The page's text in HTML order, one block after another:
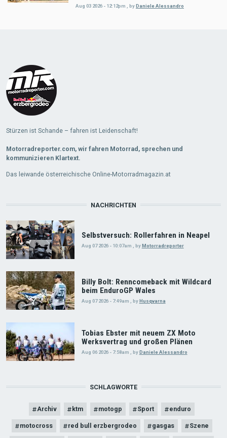
Aug 03 2026 - 12:12pm byDaniele Alessandro
Stürzen ist Schande – fahren ist Leidenschaft!
Motorradreporter.com, wir fahren Motorrad, sprechen und
kommunizieren Klartext.
Das leiwande österreichische Online-Motorradmagazin.at
NACHRICHTEN
Selbstversuch: Rollerfahren in Neapel
Aug 07 2026 - 10:07am byMotorradreporter
Billy Bolt: Renncomeback mit Wildcard
beim EnduroGP Wales
Aug 07 2026 - 7:49am , by Husqvarna
Tobias Ebster mit neuem ZX Moto
Werksvertrag und großen Plänen
Aug 06 2026 - 7:58am byDaniele Alessandro
SCHLAGWORTE
Archiv ktm motogp Sport enduro
motocross red bull erzbergrodeo gasgas Szene